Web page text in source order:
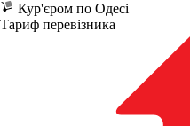
Кур'єром по Одесі
Тариф перевізника